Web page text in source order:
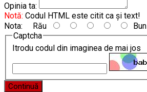
Opinia ta:
Notă: Codul HTML este citit ca şi text!
Nota: Rău
Bun
Captcha
Itrodu codul din imaginea de mai jos
Continuă